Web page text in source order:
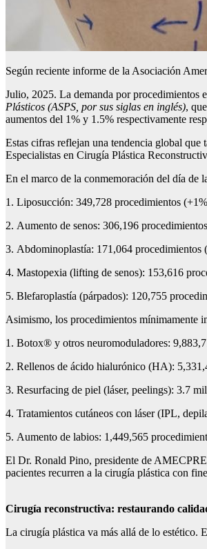
Según reciente informe de la Asociación
Julio, 2025. La demanda por procedimientos
Plásticos (ASPS, por sus siglas en inglés),
aumentos del 1% y 1.5% respectivamente
Estas cifras reflejan una tendencia global
Especialistas en Cirugía Plástica
En el marco de la conmemoración del día de
1. Liposucción: 349,728 procedimientos
2. Aumento de senos: 306,196
3. Abdominoplastía: 171,064 procedimientos
4. Mastopexia (lifting de senos): 153,616
5. Blefaroplastía (párpados): 120,755
Asimismo, los procedimientos mínimamente
1. Botox® y otros neuromoduladores:
2. Rellenos de ácido hialurónico (HA):
3. Resurfacing de piel (láser, peelings): 3.7
4. Tratamientos cutáneos con láser (IPL,
5. Aumento de labios: 1,449,565
El Dr. Ronald Pino, presidente de
pacientes recurren a la cirugía plástica con
Cirugía reconstructiva: restaurando
La cirugía plástica va más allá de lo estético.